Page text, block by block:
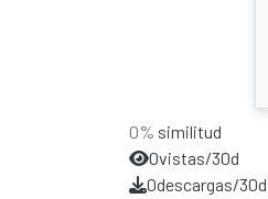
0% similitud
0vistas/30d
0descargas/30d